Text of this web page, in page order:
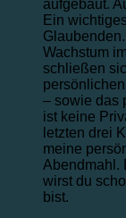
aufgebaut.
Ein
Wachstum
schließen
– sowie das
ist keine
letzten drei
meine
Abendmahl.
wirst du
bist.